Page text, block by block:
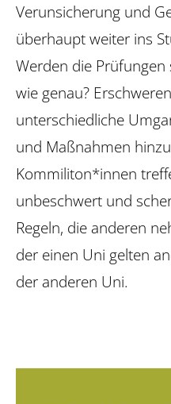
Verunsicherung und
überhaupt weiter ins
Werden die
wie genau?
unterschiedliche
und Maßnahmen
Kommiliton*innen
unbeschwert und
Regeln, die anderen
der einen Uni gelten
der anderen Uni.